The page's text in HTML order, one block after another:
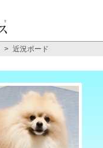
> 近況ボード